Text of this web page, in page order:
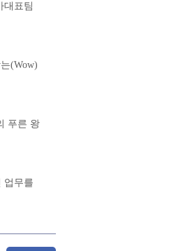
대표팀
(Wow)
푸른 왕
업무를